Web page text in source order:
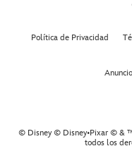
Política de Privacidad
© Disney © Disney•Pixar © &
todos los